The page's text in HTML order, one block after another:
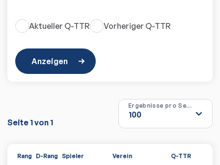
Aktueller Q-TTR Vorheriger Q-TTR
Anzeigen
Seite 1von 1
Ergebnisse pro Seite
Rang D-Rang Spieler Verein Q-TTR